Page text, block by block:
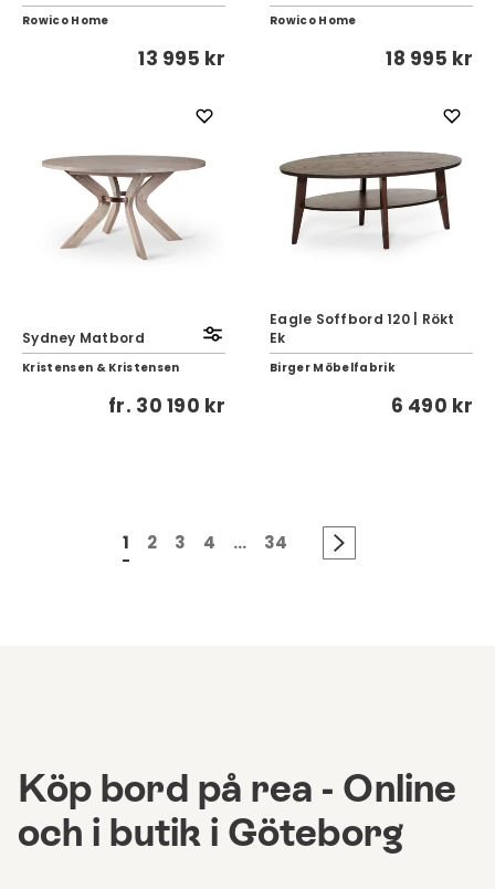
Rowico Home
13 995 kr
Rowico Home
18 995 kr
Sydney Matbord
Kristensen & Kristensen
fr. 30 190 kr
Eagle Soffbord 120 | Rökt
Ek
Birger Möbelfabrik
6 490 kr
1 2 3 4 ... 34
Köp bord på rea - Online
och i butik i Göteborg